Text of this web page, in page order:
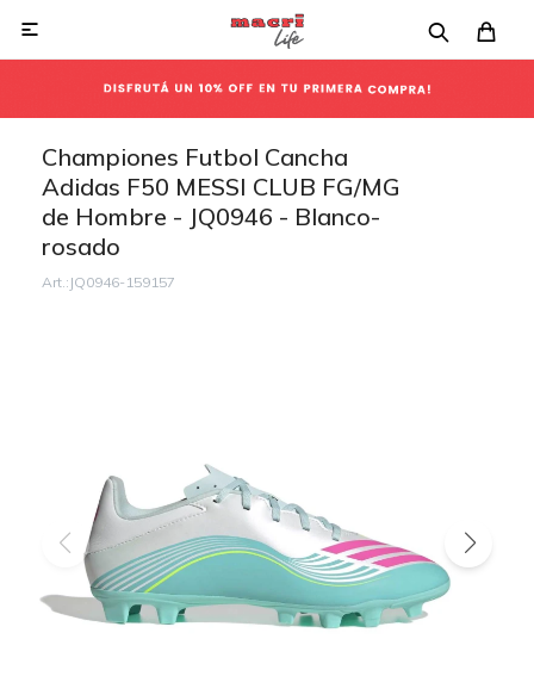

Championes Futbol Cancha
Adidas F50 MESSI CLUB FG/MG
de Hombre - JQ0946 - Blanco-
rosado
JQ0946-159157